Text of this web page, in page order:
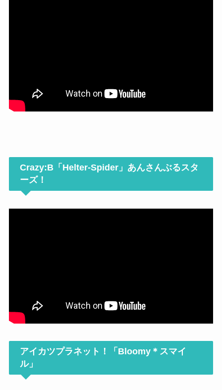
Crazy:B「Helter-Spider」あんさんぶるスタ
ーズ！
アイカツプラネット！「Bloomy＊スマイ
ル」